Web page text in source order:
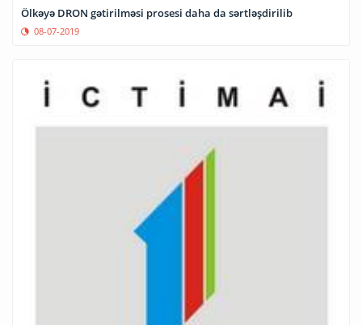
Ölkəyə DRON gətirilməsi prosesi daha da sərtləşdirilib
08-07-2019